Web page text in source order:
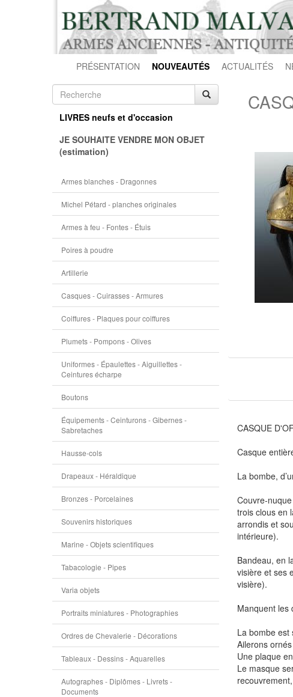
PRÉSENTATION NOUVEAUTÉS ACTUALITÉS
LIVRES neufs et d'occasion
JE SOUHAITE VENDRE MON OBJET
(estimation)
Armes blanches - Dragonnes
Michel Pétard - planches originales
Armes à feu - Fontes - Étuis
Poires à poudre
Artillerie
Casques - Cuirasses - Armures
Coiffures - Plaques pour coiffures
Plumets - Pompons - Olives
Uniformes - Épaulettes - Aiguillettes -
Ceintures écharpe
Boutons
Équipements - Ceinturons - Gibernes -
Sabretaches
Hausse-cols
Drapeaux - Héraldique
Bronzes - Porcelaines
Souvenirs historiques
Marine - Objets scientifiques
Tabacologie - Pipes
Varia objets
Portraits miniatures - Photographies
Ordres de Chevalerie - Décorations
Tableaux - Dessins - Aquarelles
Autographes - Diplômes - Livrets -
Documents
CASQUE
Casque
La bombe,
Couvre-
trois clous en
arrondis et
intérieure).
Bandeau, en
visière et ses
visière).
Manquent les
La bombe est
Ailerons
Une plaque
Le masque